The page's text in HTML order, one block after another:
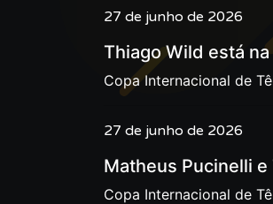
27 de junho de 2026
Thiago Wild está
Copa Internacional de
27 de junho de 2026
Matheus Pucinelli
Copa Internacional de